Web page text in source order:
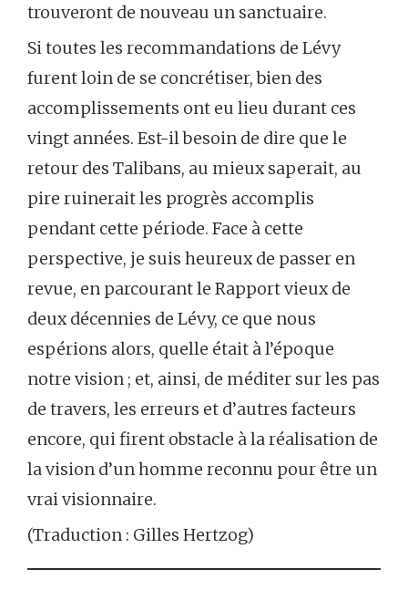
trouveront de nouveau un sanctuaire.
Si toutes les recommandations de Lévy
furent loin de se concrétiser, bien des
accomplissements ont eu lieu durant ces
vingt années. Est-il besoin de dire que le
retour des Talibans, au mieux saperait, au
pire ruinerait les progrès accomplis
pendant cette période. Face à cette
perspective, je suis heureux de passer en
revue, en parcourant le Rapport vieux de
deux décennies de Lévy, ce que nous
espérions alors, quelle était à l’époque
notre vision ; et, ainsi, de méditer sur les pas
de travers, les erreurs et d’autres facteurs
encore, qui firent obstacle à la réalisation de
la vision d’un homme reconnu pour être un
vrai visionnaire.
(Traduction : Gilles Hertzog)